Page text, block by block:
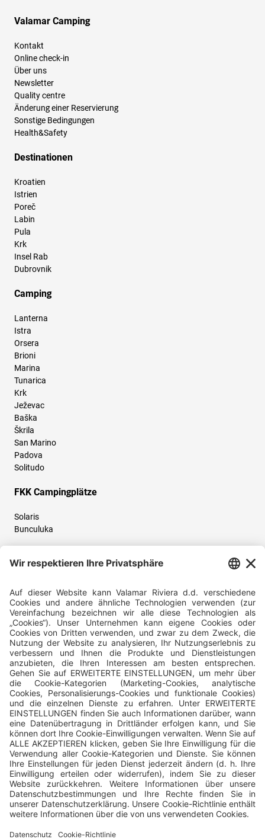
Valamar Camping
Kontakt
Online check-in
Über uns
Newsletter
Quality centre
Änderung einer Reservierung
Sonstige Bedingungen
Health&Safety
Destinationen
Kroatien
Istrien
Poreč
Labin
Pula
Krk
Insel Rab
Dubrovnik
Camping
Lanterna
Istra
Orsera
Brioni
Marina
Tunarica
Krk
Ježevac
Baška
Škrila
San Marino
Padova
Solitudo
FKK Campingplätze
Solaris
Bunculuka
Folgen Sie uns und teilen Sie Ihr Urlaubserlebnis mit uns!